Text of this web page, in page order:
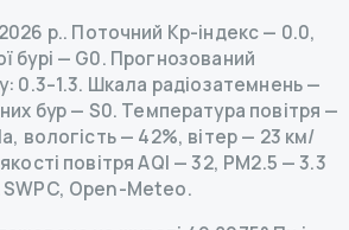
р.. Поточний Kp-індекс— 0.0,
бурі — G0. Прогнозований
0.3–1.3. Шкала радіозатемнень—
бур— S0. Температура повітря —
вологість — 42%, вітер — 23 км/
повітря AQI — 32, PM2.5 — 3.3
SWPC, Open-Meteo.